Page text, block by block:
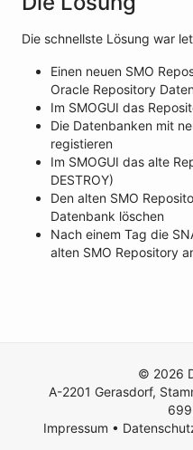
Die schnellste Lösung war
Einen neuen SMO
Oracle Repository
Im SMOGUI das
Die Datenbanken mit
registieren
Im SMOGUI das alte
DESTROY)
Den alten SMO
Datenbank löschen
Nach einem Tag die
alten SMO Repository
© 2026
A-2201 Gerasdorf,
Impressum •